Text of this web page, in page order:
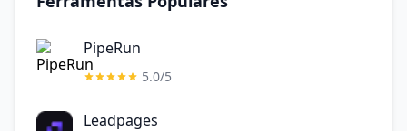
PipeRun
5.0/5
Leadpages